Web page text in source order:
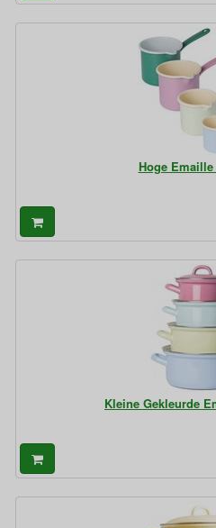
Hoge
Kleine Gekleurde